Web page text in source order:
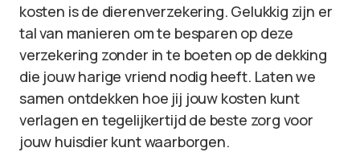
kosten is de dierenverzekering. Gelukkig zijn er
tal van manieren om te besparen op deze
verzekering zonder in te boeten op de dekking
die jouw harige vriend nodig heeft. Laten we
samen ontdekken hoe jij jouw kosten kunt
verlagen en tegelijkertijd de beste zorg voor
jouw huisdier kunt waarborgen.